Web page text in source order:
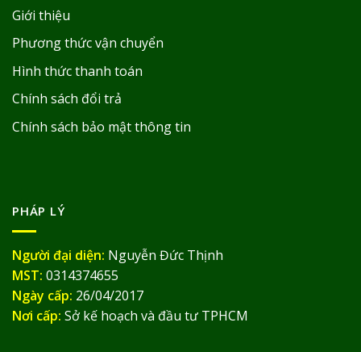
Giới thiệu
Phương thức vận chuyển
Hình thức thanh toán
Chính sách đổi trả
Chính sách bảo mật thông tin
PHÁP LÝ
Người đại diện: Nguyễn Đức Thịnh
MST: 0314374655
Ngày cấp: 26/04/2017
Nơi cấp: Sở kế hoạch và đầu tư TPHCM